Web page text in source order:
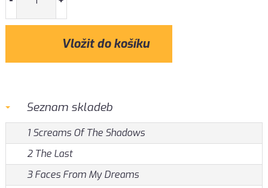
Seznam skladeb
1 Screams Of The Shadows
2 The Last
3 Faces From My Dreams